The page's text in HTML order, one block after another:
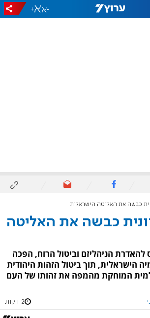
-
+
כבשה את האליטה הישראלית
כבשה את האליטה
להאדרת הניהליזם וביטול הרוח, הפכה
הישראלית, תוך ביטול הזהות היהודית
המוחקת מהמפה את זהותו של העם
2 דקות